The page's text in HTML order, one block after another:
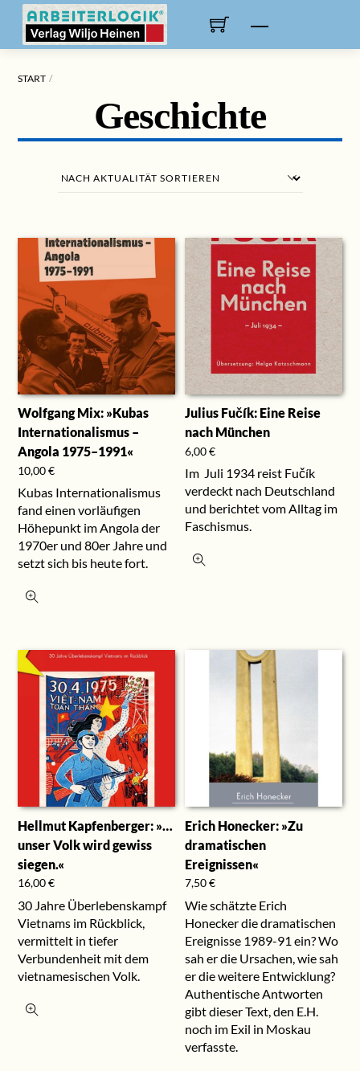
content
START
Geschichte
Wolfgang Mix: »Kubas
Internationalismus –
Angola 1975–1991«
10,00€
Kubas Internationalismus
fand einen vorläufigen
Höhepunkt im Angola der
1970er und 80er Jahre und
setzt sich bis heute fort.
Julius Fučík: Eine Reise
nach München
6,00€
Im Juli 1934 reist Fučík
verdeckt nach Deutschland
und berichtet vom Alltag im
Faschismus.
Hellmut Kapfenberger: »…
unser Volk wird gewiss
siegen.«
16,00€
30 Jahre Überlebenskampf
Vietnams im Rückblick,
vermittelt in tiefer
Verbundenheit mit dem
vietnamesischen Volk.
Erich Honecker: »Zu
dramatischen
Ereignissen«
7,50€
Wie schätzte Erich
Honecker die dramatischen
Ereignisse 1989-91 ein? Wo
sah er die Ursachen, wie sah
er die weitere Entwicklung?
Authentische Antworten
gibt dieser Text, den E.H.
noch im Exil in Moskau
verfasste.